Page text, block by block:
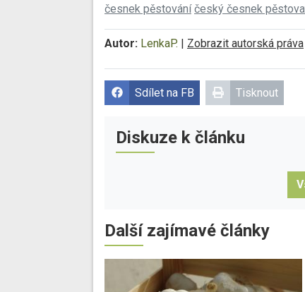
česnek pěstování český česnek
Autor: LenkaP. Zobrazit autorská práva
Sdílet na FB Tisknout
Diskuze k článku
Další zajímavé články